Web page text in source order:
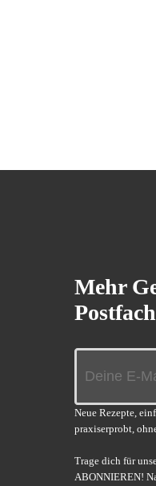
Mehr
Postfach
Neue Rezepte,
praxiserprobt,
Trage dich für
ABONNIEREN!